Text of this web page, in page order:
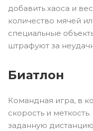
добавить хаоса и
количество мячей
специальные
штрафуют за
Биатлон
Командная игра, в
скорость и
заданную